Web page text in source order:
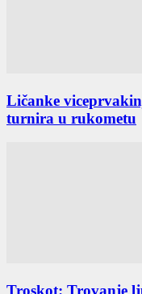
Ličanke
turnira u rukometu
Troskot: Trovanje